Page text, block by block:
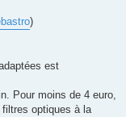
)
est
Pour moins de 4 euro,
optiques à la